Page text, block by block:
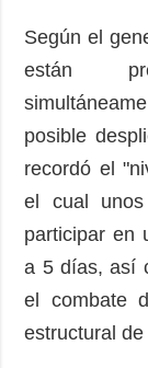
Según el
están
posible
recordó el
el cual
participar en
a 5 días, así
el combate
estructural